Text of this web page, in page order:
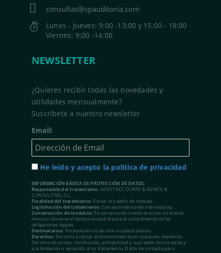
consultas@spauditoria.com
Lunes - Jueves: 9:00 -13:00 y 15:00 - 18:00
Viernes: 9:00 -14:00
NEWSLETTER
¿Quieres recibir todas las novedades y
utilidades mensualmente?
Suscríbete a nuestro newsletter
Email:
He leído y acepto la política de privacidad
INFORMACIÓN BÁSICA DE PROTECCIÓN DE DATOS:
Responsable del tratamiento: AUDIT ACCOUNTS & ADVICE &
CONSULTING, S.L.
Finalidad del tratamiento: Enviar el boletín de noticias.
Legitimación del tratamiento: Consentimiento del interesado/a.
Conservación de los datos: Se conservarán mientras exista un interés
mutuo o durante el tiempo necesario para el cumplimiento de las
obligaciones legales.
Destinatarios: Prestadores de servicio o colaboradores.
Derechos: Derecho a retirar el consentimiento en cualquier momento.
Derecho de acceso, rectificación, portabilidad y supresión de sus datos y
a la limitación u oposición al su tratamiento. Datos de contacto para